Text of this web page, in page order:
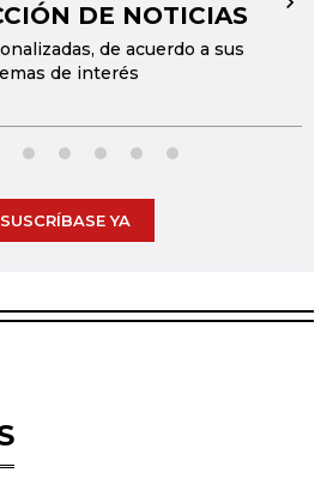
DE NOTICIAS
de acuerdo a sus
de interés
→
SUSCRÍBASE YA